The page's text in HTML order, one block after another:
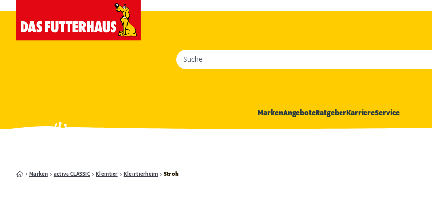
Suche
MarkenAngeboteRatgeberKarriereService
Marken activa CLASSIC Kleintier Kleintierheim Stroh